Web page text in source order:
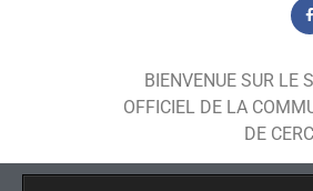
BIENVENUE SUR LE
OFFICIEL DE LA
DE